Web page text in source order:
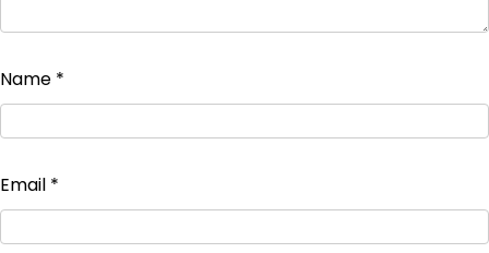
Name *
Email *